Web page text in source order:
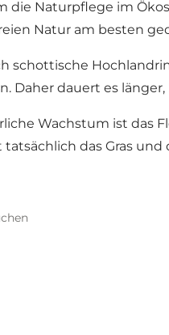
die Naturpflege im
Natur am besten
schottische
Daher dauert es
Wachstum ist das
das Gras und